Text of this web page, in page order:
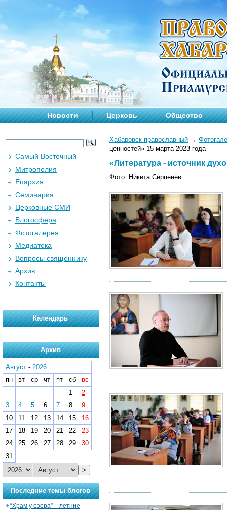
Новости Церковь Общество
Хабаровск православный →
ценностей» 15 марта 2023 года
«Литература - источник
Фото: Никита Серпенёв
Самый Восточный
Митрополия
Епархия
Семинария
Церковные СМИ
Блогосфера
Фотогалерея
Медиатека
Вопросы священнику
Архив
Контакты
Календарь
Архив
Август - 2026
пн
вт ср чт пт сб
вс
1
2
3
4 5 6 7 8
9
10
11 12 13 14 15
16
17
18 19 20 21 22
23
24
25 26 27 28 29
30
31
>
Последние темы блогов
“Храм у озера” – летние